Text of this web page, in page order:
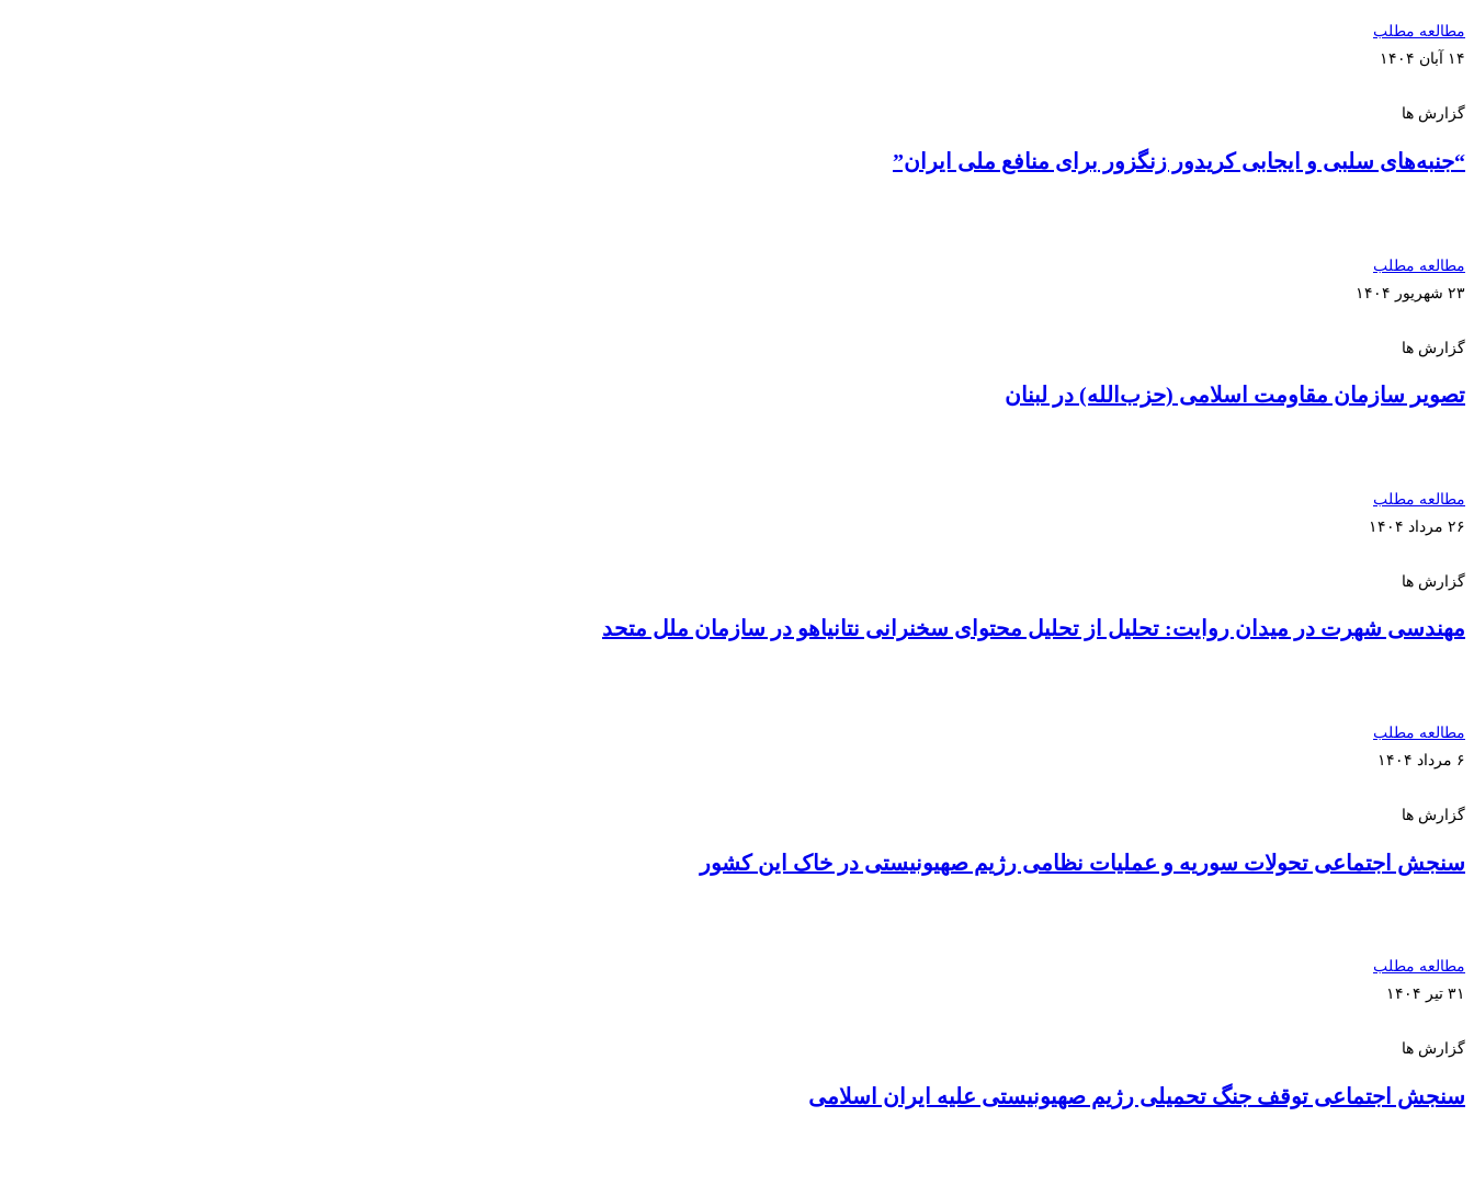
مطالعه مطلب
۱۴ آبان ۱۴۰۴
گزارش ها
“جنبه‌های سلبی و ایجابی کریدور زنگزور برای منافع ملی ایران”
مطالعه مطلب
۲۳ شهریور ۱۴۰۴
گزارش ها
تصویر سازمان مقاومت اسلامی (حزب‌الله) در لبنان
مطالعه مطلب
۲۶ مرداد ۱۴۰۴
گزارش ها
مهندسی شهرت در میدان روایت: تحلیل از تحلیل محتوای سخنرانی نتانیاهو در سازمان ملل متحد
مطالعه مطلب
۶ مرداد ۱۴۰۴
گزارش ها
سنجش اجتماعی تحولات سوریه و عملیات نظامی رژیم صهیونیستی در خاک این کشور
مطالعه مطلب
۳۱ تیر ۱۴۰۴
گزارش ها
سنجش اجتماعی توقف جنگ تحمیلی رژیم صهیونیستی علیه ایران اسلامی